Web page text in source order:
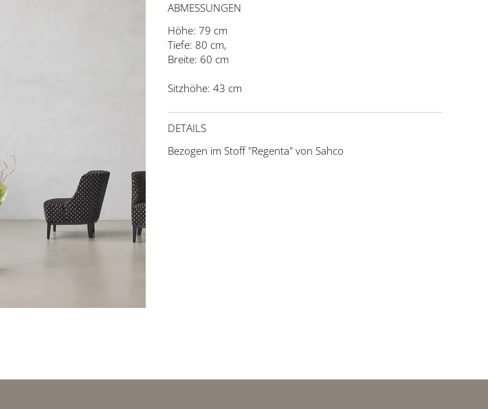
ABMESSUNGEN
Höhe: 79 cm
Tiefe: 80 cm,
Breite: 60 cm
Sitzhöhe: 43 cm
DETAILS
Bezogen im Stoff "Regenta" von Sahco